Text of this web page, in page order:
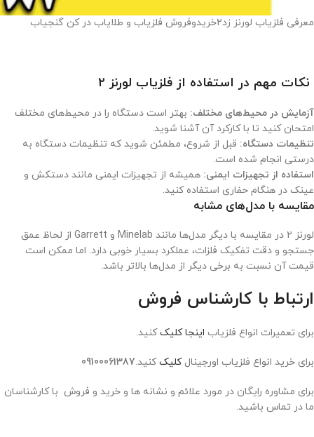
معرفی فلزیاب لورنز زد۲خریدوفروش فلزیاب و طلایاب در کن گنجیاب
نکات مهم در استفاده از فلزیاب لورنز ۲
آزمایش در محیط‌های مختلف: بهتر است دستگاه را در محیط‌های مختلف
امتحان کنید تا با کارکرد آن آشنا شوید.
تنظیمات دستگاه: قبل از شروع، مطمئن شوید که تنظیمات دستگاه به
درستی انجام شده است.
استفاده از تجهیزات ایمنی: همیشه از تجهیزات ایمنی مانند دستکش و
عینک در هنگام حفاری استفاده کنید.
مقایسه با مدل‌های مشابه
لورنز ۲ در مقایسه با دیگر مدل‌ها مانند Minelab و Garrett از لحاظ عمق
جستجو و دقت تفکیک فلزات، عملکرد بسیار خوبی دارد. اما ممکن است
قیمت آن نسبت به برخی دیگر از مدل‌ها بالاتر باشد.
ارتباط با کارشناس فروش
برای تعمیرات انواع فلزیاب اینجا کلیککنید.
برای خرید انواع فلزیاب اورجینالکلیککنید.09100061387
برای مشاوره رایگان در مورد علائم و نشانه ها و خرید و فروش با کارشناسان
ما در تماس باشید.